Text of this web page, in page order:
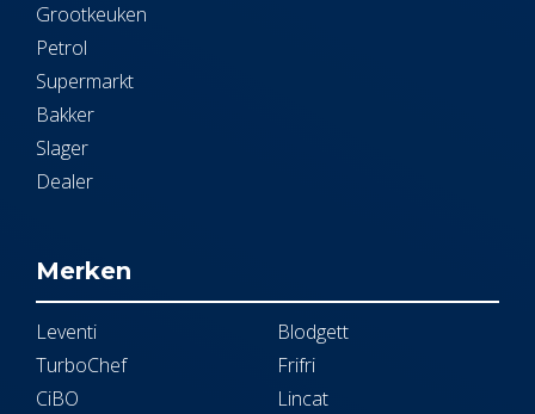
Grootkeuken
Petrol
Supermarkt
Bakker
Slager
Dealer
Merken
Leventi
TurboChef
CiBO
Blodgett
Frifri
Lincat